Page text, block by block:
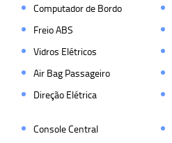
Computador de Bordo
Freio ABS
Vidros Elétricos
Air Bag Passageiro
Direção Elétrica
Console Central